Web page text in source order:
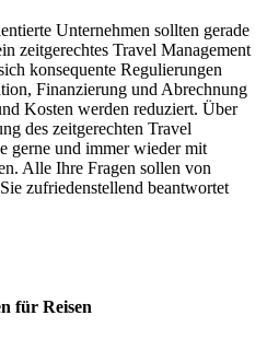
Unternehmen sollten gerade
zeitgerechtes Travel Management
konsequente Regulierungen
Finanzierung und Abrechnung
Kosten werden reduziert. Über
des zeitgerechten Travel
gerne und immer wieder mit
Alle Ihre Fragen sollen von
zufriedenstellend beantwortet
für Reisen